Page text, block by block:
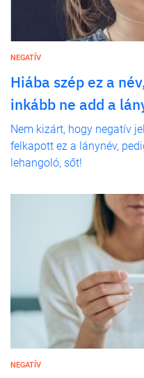
NEGATÍV
Hiába szép ez a
inkább ne add a
Nem kizárt, hogy negatív
felkapott ez a lánynév,
lehangoló, sőt!
NEGATÍV